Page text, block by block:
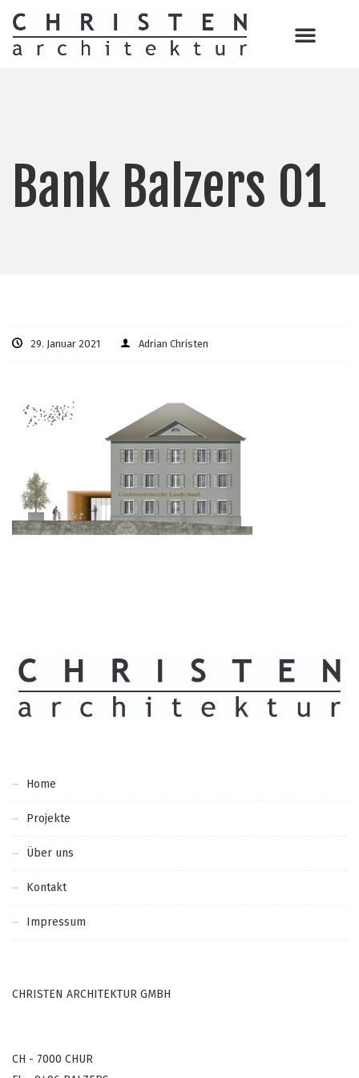
Bank Balzers 01
29. Januar 2021 Adrian Christen
Home
Projekte
Über uns
Kontakt
Impressum
CHRISTEN ARCHITEKTUR GMBH
CH - 7000 CHUR